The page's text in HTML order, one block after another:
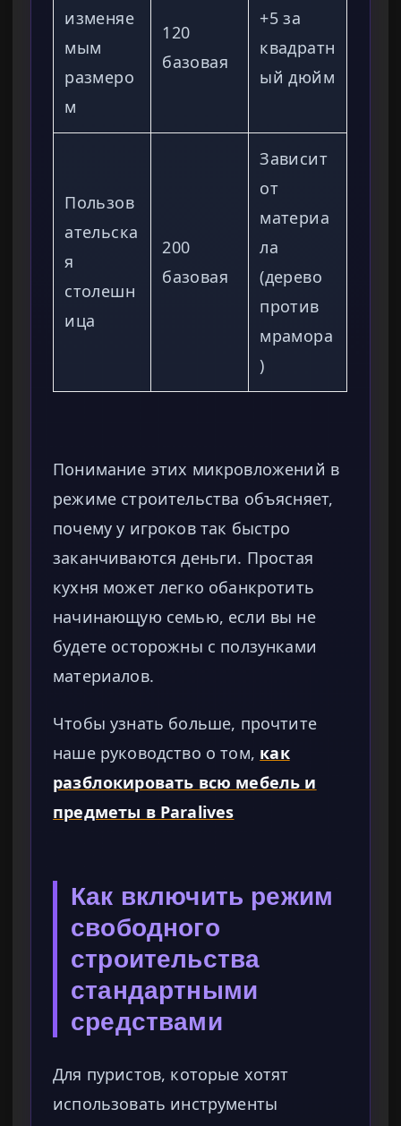
изменяе
мым
размеро
м
120
базовая
+5 за
квадратн
ый дюйм
Пользов
ательска
я
столешн
ица
200
базовая
Зависит
от
материа
ла
(дерево
против
мрамора
)
Понимание этих микровложений в
режиме строительства объясняет,
почему у игроков так быстро
заканчиваются деньги. Простая
кухня может легко обанкротить
начинающую семью, если вы не
будете осторожны с ползунками
материалов.
Чтобы узнать больше, прочтите
наше руководство о том, как
разблокировать всю мебель и
предметы в Paralives
Как включить режим
свободного
строительства
стандартными
средствами
Для пуристов, которые хотят
использовать инструменты